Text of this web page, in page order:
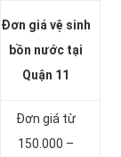
Đơn giá vệ sinh
bồn nước tại
Quận 11
Đơn giá từ
150.000 –